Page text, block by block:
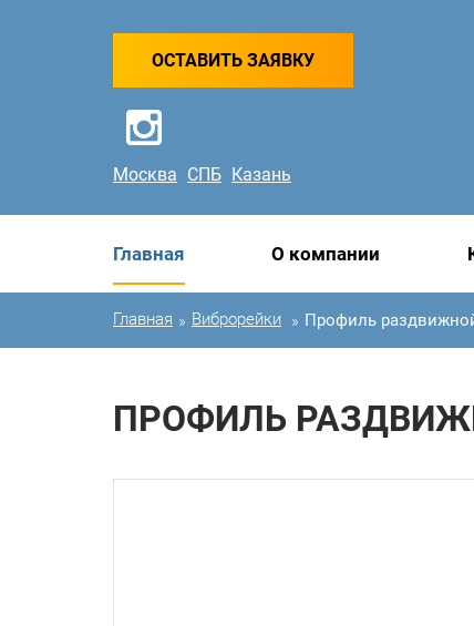
ОСТАВИТЬ ЗАЯВКУ
Москва СПБ Казань
Главная О компании
Главная » Виброрейки » Профиль
ПРОФИЛЬ